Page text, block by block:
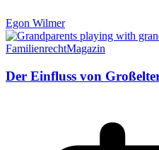
Egon Wilmer
FamilienrechtMagazin
Der Einfluss von